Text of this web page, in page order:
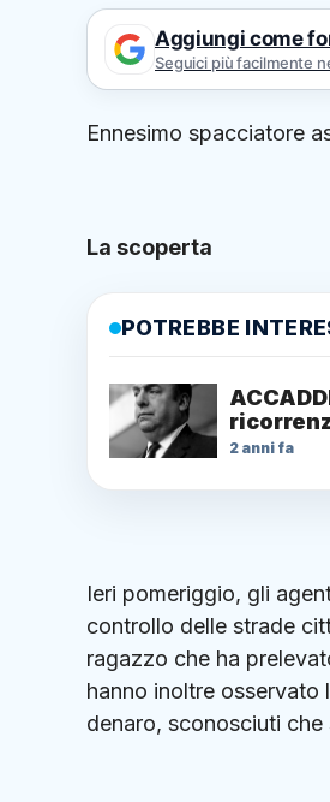
Aggiungi come
Seguici più facilmente
Ennesimo spacciatore
La scoperta
POTREBBE
2 anni fa
Ieri pomeriggio, gli
controllo delle strade
ragazzo che ha
hanno inoltre
denaro, sconosciuti